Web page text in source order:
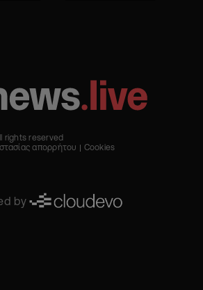
rights reserved
απορρήτου Cookies
by